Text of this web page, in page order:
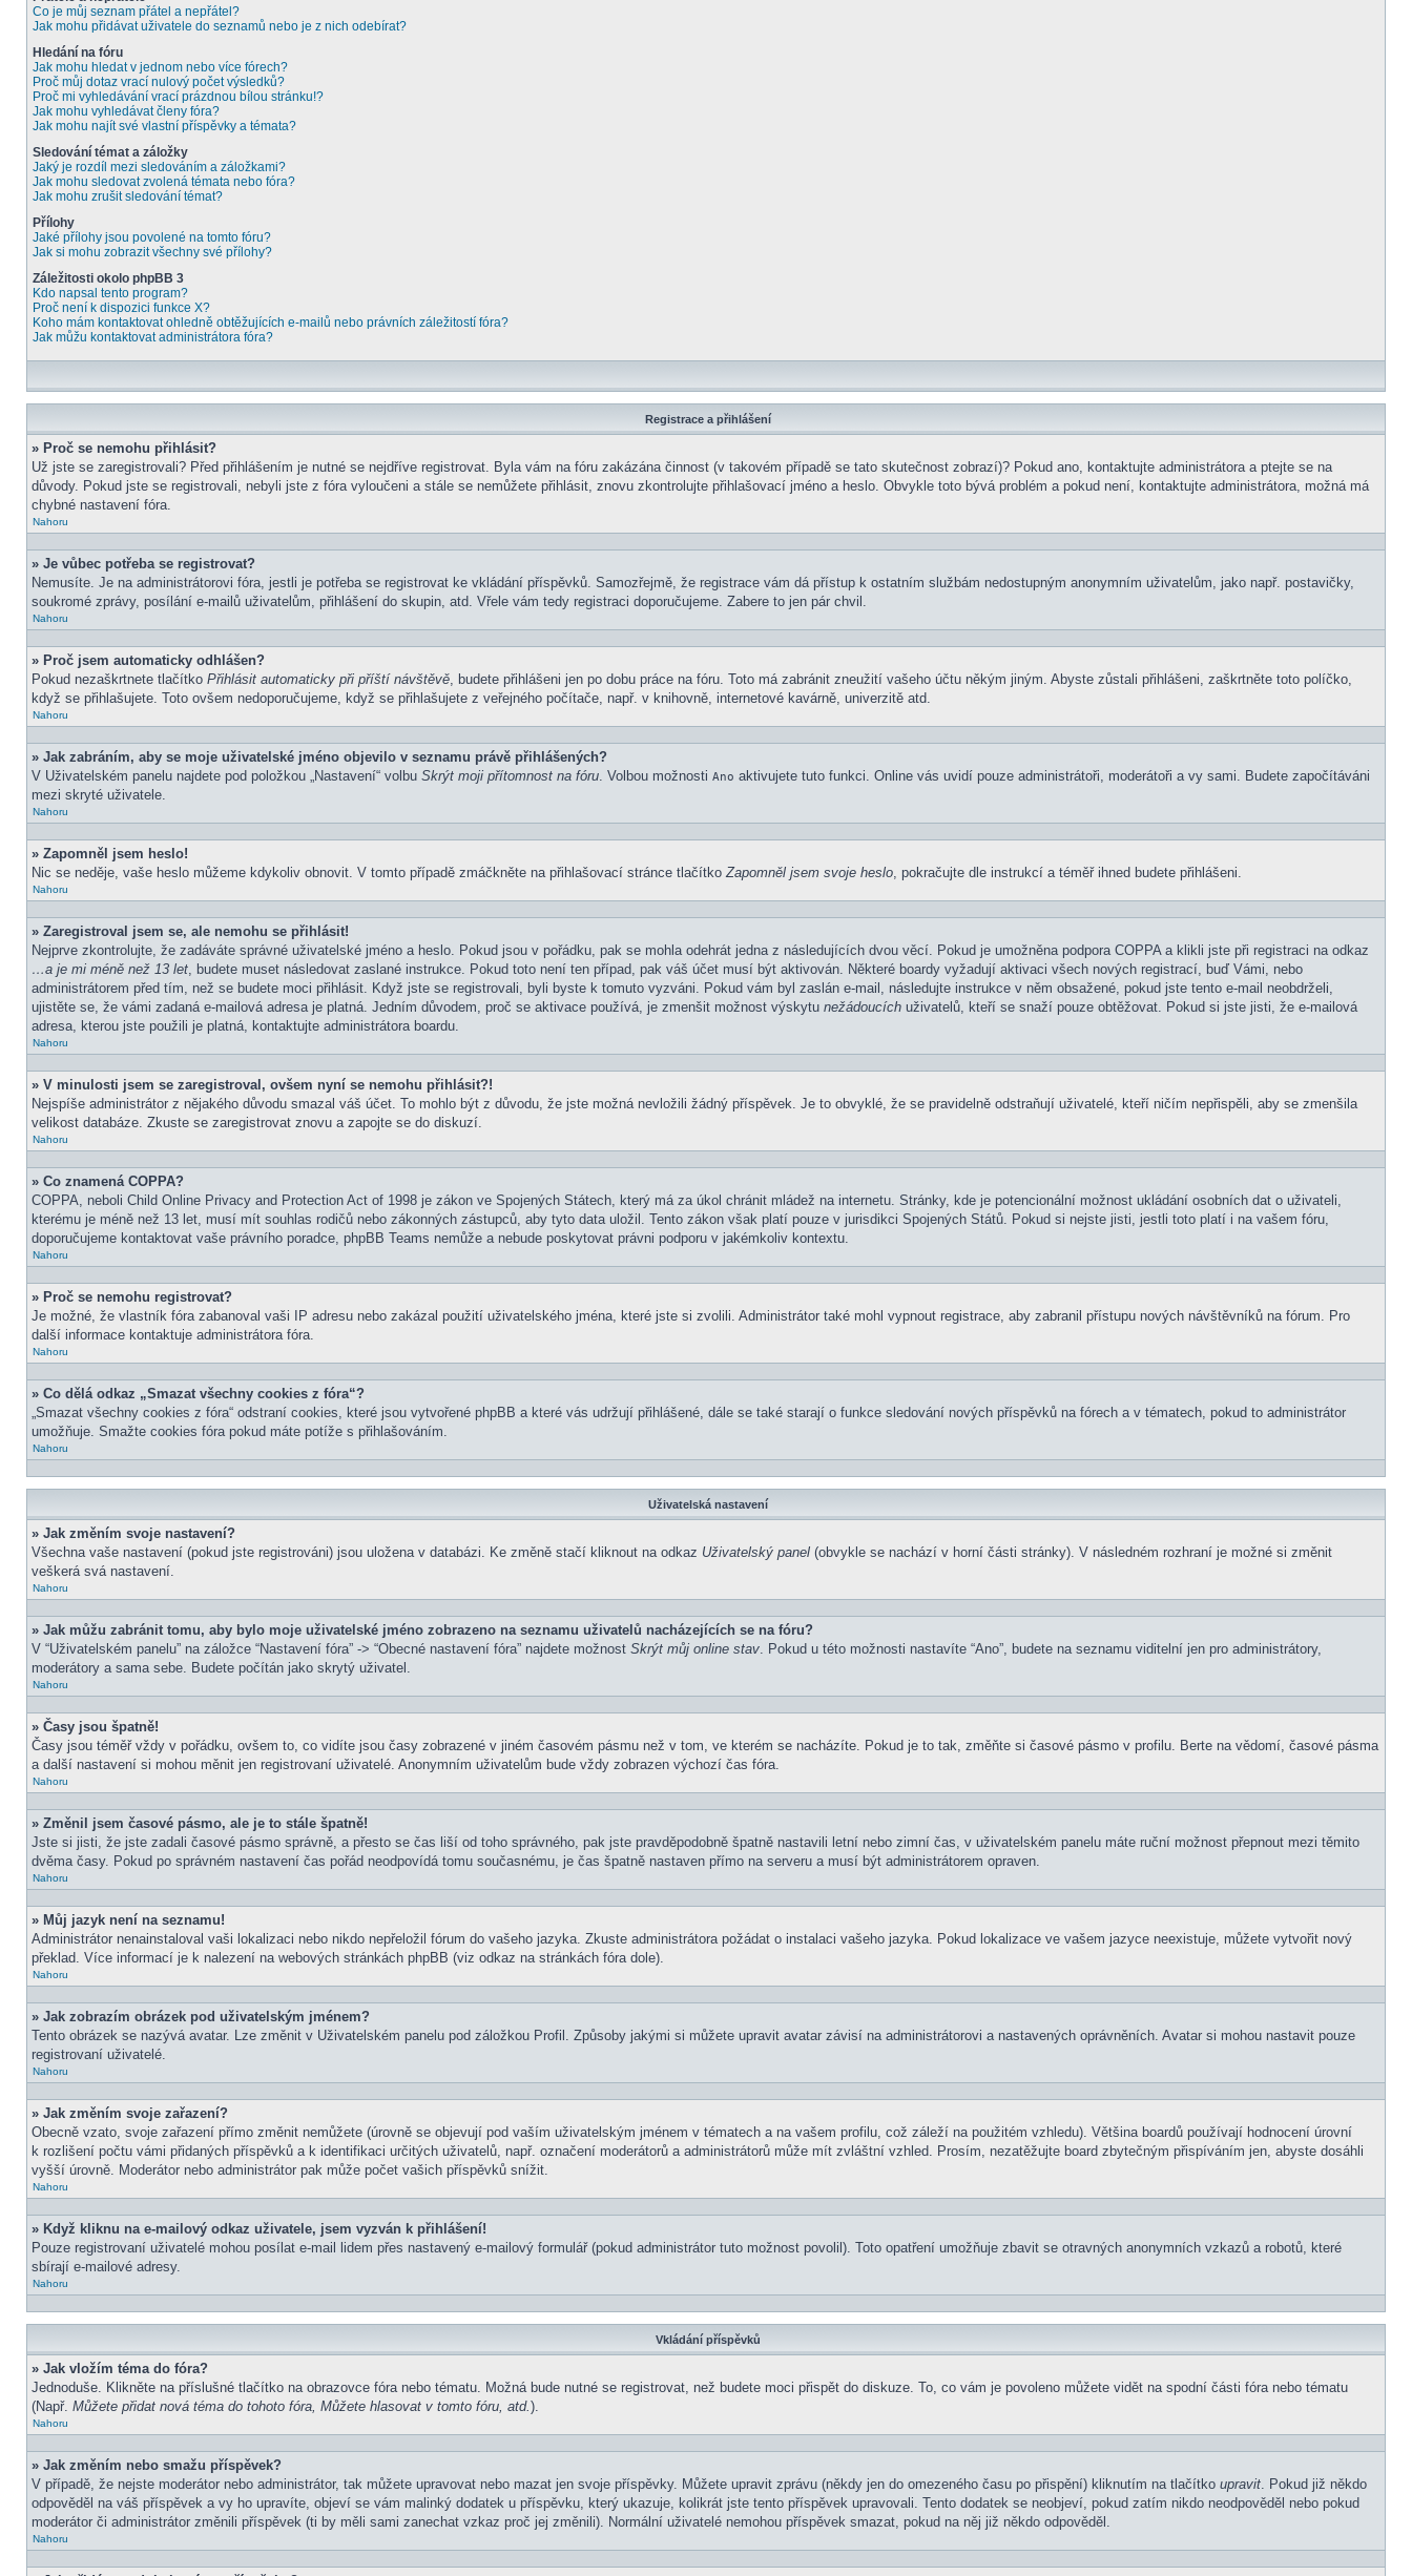
Co je můj seznam přátel a nepřátel?
Jak mohu přidávat uživatele do seznamů nebo je z nich odebírat?
Hledání na fóru
Jak mohu hledat v jednom nebo více fórech?
Proč můj dotaz vrací nulový počet výsledků?
Proč mi vyhledávání vrací prázdnou bílou stránku!?
Jak mohu vyhledávat členy fóra?
Jak mohu najít své vlastní příspěvky a témata?
Sledování témat a záložky
Jaký je rozdíl mezi sledováním a záložkami?
Jak mohu sledovat zvolená témata nebo fóra?
Jak mohu zrušit sledování témat?
Přílohy
Jaké přílohy jsou povolené na tomto fóru?
Jak si mohu zobrazit všechny své přílohy?
Záležitosti okolo phpBB 3
Kdo napsal tento program?
Proč není k dispozici funkce X?
Koho mám kontaktovat ohledně obtěžujících e-mailů nebo právních záležitostí fóra?
Jak můžu kontaktovat administrátora fóra?
Registrace a přihlášení
» Proč se nemohu přihlásit?
Už jste se zaregistrovali? Před přihlášením je nutné se nejdříve registrovat. Byla vám na fóru zakázána činnost (v takovém případě se tato skutečnost zobrazí)? Pokud ano, kontaktujte administrátora a ptejte se na
důvody. Pokud jste se registrovali, nebyli jste z fóra vyloučeni a stále se nemůžete přihlásit, znovu zkontrolujte přihlašovací jméno a heslo. Obvykle toto bývá problém a pokud není, kontaktujte administrátora, možná má
chybné nastavení fóra.
Nahoru
» Je vůbec potřeba se registrovat?
Nemusíte. Je na administrátorovi fóra, jestli je potřeba se registrovat ke vkládání příspěvků. Samozřejmě, že registrace vám dá přístup k ostatním službám nedostupným anonymním uživatelům, jako např. postavičky,
soukromé zprávy, posílání e-mailů uživatelům, přihlášení do skupin, atd. Vřele vám tedy registraci doporučujeme. Zabere to jen pár chvil.
Nahoru
» Proč jsem automaticky odhlášen?
Pokud nezaškrtnete tlačítko Přihlásit automaticky při příští návštěvě, budete přihlášeni jen po dobu práce na fóru. Toto má zabránit zneužití vašeho účtu někým jiným. Abyste zůstali přihlášeni, zaškrtněte toto políčko,
když se přihlašujete. Toto ovšem nedoporučujeme, když se přihlašujete z veřejného počítače, např. v knihovně, internetové kavárně, univerzitě atd.
Nahoru
» Jak zabráním, aby se moje uživatelské jméno objevilo v seznamu právě přihlášených?
V Uživatelském panelu najdete pod položkou „Nastavení“ volbu Skrýt moji přítomnost na fóru. Volbou možnosti Ano aktivujete tuto funkci. Online vás uvidí pouze administrátoři, moderátoři a vy sami. Budete započítáváni
mezi skryté uživatele.
Nahoru
» Zapomněl jsem heslo!
Nic se neděje, vaše heslo můžeme kdykoliv obnovit. V tomto případě zmáčkněte na přihlašovací stránce tlačítkoZapomněl jsem svoje heslo, pokračujte dle instrukcí a téměř ihned budete přihlášeni.
Nahoru
» Zaregistroval jsem se, ale nemohu se přihlásit!
Nejprve zkontrolujte, že zadáváte správné uživatelské jméno a heslo. Pokud jsou v pořádku, pak se mohla odehrát jedna z následujících dvou věcí. Pokud je umožněna podpora COPPA a klikli jste při registraci na odkaz
…a je mi méně než 13 let, budete muset následovat zaslané instrukce. Pokud toto není ten případ, pak váš účet musí být aktivován. Některé boardy vyžadují aktivaci všech nových registrací, buď Vámi, nebo
administrátorem před tím, než se budete moci přihlásit. Když jste se registrovali, byli byste k tomuto vyzváni. Pokud vám byl zaslán e-mail, následujte instrukce v něm obsažené, pokud jste tento e-mail neobdrželi,
ujistěte se, že vámi zadaná e-mailová adresa je platná. Jedním důvodem, proč se aktivace používá, je zmenšit možnost výskytu nežádoucích uživatelů, kteří se snaží pouze obtěžovat. Pokud si jste jisti, že e-mailová
adresa, kterou jste použili je platná, kontaktujte administrátora boardu.
Nahoru
» V minulosti jsem se zaregistroval, ovšem nyní se nemohu přihlásit?!
Nejspíše administrátor z nějakého důvodu smazal váš účet. To mohlo být z důvodu, že jste možná nevložili žádný příspěvek. Je to obvyklé, že se pravidelně odstraňují uživatelé, kteří ničím nepřispěli, aby se zmenšila
velikost databáze. Zkuste se zaregistrovat znovu a zapojte se do diskuzí.
Nahoru
» Co znamená COPPA?
COPPA, neboli Child Online Privacy and Protection Act of 1998 je zákon ve Spojených Státech, který má za úkol chránit mládež na internetu. Stránky, kde je potencionální možnost ukládání osobních dat o uživateli,
kterému je méně než 13 let, musí mít souhlas rodičů nebo zákonných zástupců, aby tyto data uložil. Tento zákon však platí pouze v jurisdikci Spojených Států. Pokud si nejste jisti, jestli toto platí i na vašem fóru,
doporučujeme kontaktovat vaše právního poradce, phpBB Teams nemůže a nebude poskytovat právni podporu v jakémkoliv kontextu.
Nahoru
» Proč se nemohu registrovat?
Je možné, že vlastník fóra zabanoval vaši IP adresu nebo zakázal použití uživatelského jména, které jste si zvolili. Administrátor také mohl vypnout registrace, aby zabranil přístupu nových návštěvníků na fórum. Pro
další informace kontaktuje administrátora fóra.
Nahoru
» Co dělá odkaz „Smazat všechny cookies z fóra“?
„Smazat všechny cookies z fóra“ odstraní cookies, které jsou vytvořené phpBB a které vás udržují přihlášené, dále se také starají o funkce sledování nových příspěvků na fórech a v tématech, pokud to administrátor
umožňuje. Smažte cookies fóra pokud máte potíže s přihlašováním.
Nahoru
Uživatelská nastavení
» Jak změním svoje nastavení?
Všechna vaše nastavení (pokud jste registrováni) jsou uložena v databázi. Ke změně stačí kliknout na odkaz Uživatelský panel (obvykle se nachází v horní části stránky). V následném rozhraní je možné si změnit
veškerá svá nastavení.
Nahoru
» Jak můžu zabránit tomu, aby bylo moje uživatelské jméno zobrazeno na seznamu uživatelů nacházejících se na fóru?
V “Uživatelském panelu” na záložce “Nastavení fóra” -> “Obecné nastavení fóra” najdete možnost Skrýt můj online stav. Pokud u této možnosti nastavíte “Ano”, budete na seznamu viditelní jen pro administrátory,
moderátory a sama sebe. Budete počítán jako skrytý uživatel.
Nahoru
» Časy jsou špatně!
Časy jsou téměř vždy v pořádku, ovšem to, co vidíte jsou časy zobrazené v jiném časovém pásmu než v tom, ve kterém se nacházíte. Pokud je to tak, změňte si časové pásmo v profilu. Berte na vědomí, časové pásma
a další nastavení si mohou měnit jen registrovaní uživatelé. Anonymním uživatelům bude vždy zobrazen výchozí čas fóra.
Nahoru
» Změnil jsem časové pásmo, ale je to stále špatně!
Jste si jisti, že jste zadali časové pásmo správně, a přesto se čas liší od toho správného, pak jste pravděpodobně špatně nastavili letní nebo zimní čas, v uživatelském panelu máte ruční možnost přepnout mezi těmito
dvěma časy. Pokud po správném nastavení čas pořád neodpovídá tomu současnému, je čas špatně nastaven přímo na serveru a musí být administrátorem opraven.
Nahoru
» Můj jazyk není na seznamu!
Administrátor nenainstaloval vaši lokalizaci nebo nikdo nepřeložil fórum do vašeho jazyka. Zkuste administrátora požádat o instalaci vašeho jazyka. Pokud lokalizace ve vašem jazyce neexistuje, můžete vytvořit nový
překlad. Více informací je k nalezení na webových stránkách phpBB (viz odkaz na stránkách fóra dole).
Nahoru
» Jak zobrazím obrázek pod uživatelským jménem?
Tento obrázek se nazývá avatar. Lze změnit v Uživatelském panelu pod záložkou Profil. Způsoby jakými si můžete upravit avatar závisí na administrátorovi a nastavených oprávněních. Avatar si mohou nastavit pouze
registrovaní uživatelé.
Nahoru
» Jak změním svoje zařazení?
Obecně vzato, svoje zařazení přímo změnit nemůžete (úrovně se objevují pod vaším uživatelským jménem v tématech a na vašem profilu, což záleží na použitém vzhledu). Většina boardů používají hodnocení úrovní
k rozlišení počtu vámi přidaných příspěvků a k identifikaci určitých uživatelů, např. označení moderátorů a administrátorů může mít zvláštní vzhled. Prosím, nezatěžujte board zbytečným přispíváním jen, abyste dosáhli
vyšší úrovně. Moderátor nebo administrátor pak může počet vašich příspěvků snížit.
Nahoru
» Když kliknu na e-mailový odkaz uživatele, jsem vyzván k přihlášení!
Pouze registrovaní uživatelé mohou posílat e-mail lidem přes nastavený e-mailový formulář (pokud administrátor tuto možnost povolil). Toto opatření umožňuje zbavit se otravných anonymních vzkazů a robotů, které
sbírají e-mailové adresy.
Nahoru
Vkládání příspěvků
» Jak vložím téma do fóra?
Jednoduše. Klikněte na příslušné tlačítko na obrazovce fóra nebo tématu. Možná bude nutné se registrovat, než budete moci přispět do diskuze. To, co vám je povoleno můžete vidět na spodní části fóra nebo tématu
(Např. Můžete přidat nová téma do tohoto fóra, Můžete hlasovat v tomto fóru, atd.).
Nahoru
» Jak změním nebo smažu příspěvek?
V případě, že nejste moderátor nebo administrátor, tak můžete upravovat nebo mazat jen svoje příspěvky. Můžete upravit zprávu (někdy jen do omezeného času po přispění) kliknutím na tlačítko upravit. Pokud již někdo
odpověděl na váš příspěvek a vy ho upravíte, objeví se vám malinký dodatek u příspěvku, který ukazuje, kolikrát jste tento příspěvek upravovali. Tento dodatek se neobjeví, pokud zatím nikdo neodpověděl nebo pokud
moderátor či administrátor změnili příspěvek (ti by měli sami zanechat vzkaz proč jej změnili). Normální uživatelé nemohou příspěvek smazat, pokud na něj již někdo odpověděl.
Nahoru